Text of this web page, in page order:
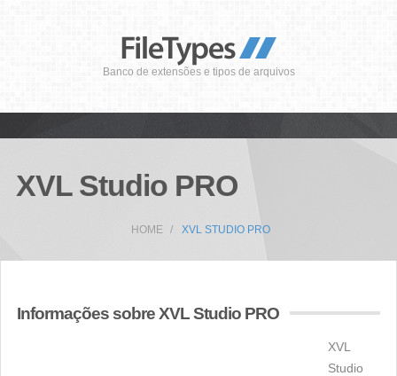
Banco de extensões e tipos de arquivos
XVL Studio PRO
HOME XVL STUDIO PRO
Informações sobre XVL Studio PRO
XVL
Studio